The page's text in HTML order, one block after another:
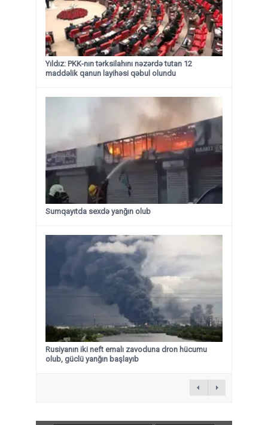
Yıldız: PKK-nın tərksilahını nəzərdə tutan 12
maddəlik qanun layihəsi qəbul olundu ​​​​​​​
Sumqayıtda sexdə yanğın olub
Rusiyanın iki neft emalı zavoduna dron hücumu
olub, güclü yanğın başlayıb